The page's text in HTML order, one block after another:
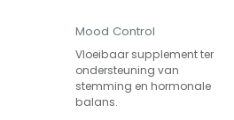
Mood Control
Vloeibaar supplement ter
ondersteuning van
stemming en hormonale
balans.